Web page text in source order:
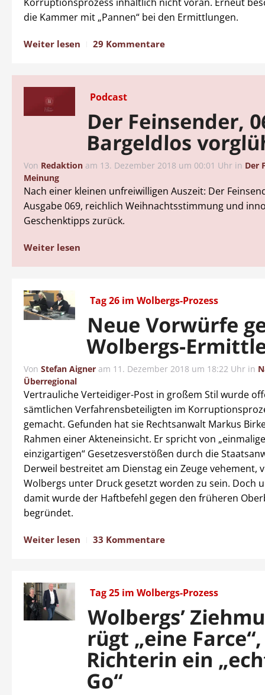
die Kammer mit „Pannen“ bei den Ermittlungen.
Weiter lesen 29 Kommentare
Podcast
Der Feinsender,
Bargeldlos
Von Redaktion am 13. Dezember 2018 um 00:01 Uhr in Der
Meinung
Nach einer kleinen unfreiwilligen Auszeit: Der
Ausgabe 069, reichlich Weihnachtsstimmung und
Geschenktipps zurück.
Weiter lesen
Tag 26 im Wolbergs-Prozess
Neue Vorwürfe
Wolbergs-
Von Stefan Aigner am 11. Dezember 2018 um 18:22 Uhr in
Überregional
Vertrauliche Verteidiger-Post in großem Stil wurde
sämtlichen Verfahrensbeteiligten im
gemacht. Gefunden hat sie Rechtsanwalt Markus
Rahmen einer Akteneinsicht. Er spricht von
einzigartigen“ Gesetzesverstößen durch die
Derweil bestreitet am Dienstag ein Zeuge vehement,
Wolbergs unter Druck gesetzt worden zu sein. Doch
damit wurde der Haftbefehl gegen den früheren
begründet.
Weiter lesen 33 Kommentare
Tag 25 im Wolbergs-Prozess
Wolbergs’
rügt „eine
Richterin ein
Go“